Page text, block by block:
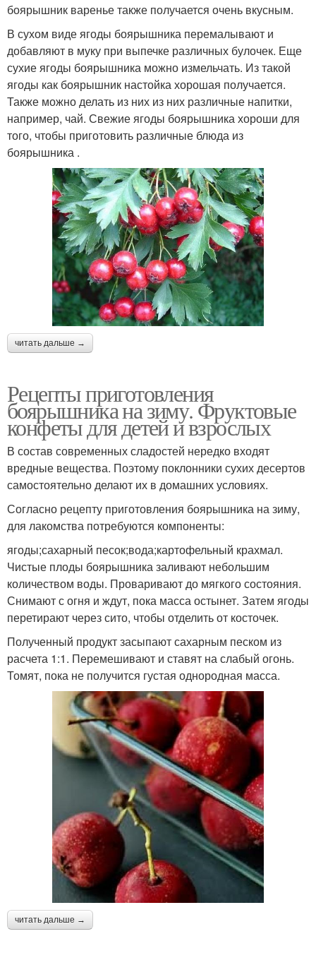
боярышник варенье также получается очень вкусным.
В сухом виде ягоды боярышника перемалывают и
добавляют в муку при выпечке различных булочек. Еще
сухие ягоды боярышника можно измельчать. Из такой
ягоды как боярышник настойка хорошая получается.
Также можно делать из них из них различные напитки,
например, чай. Свежие ягоды боярышника хороши для
того, чтобы приготовить различные блюда из
боярышника .
читать дальше →
Рецепты приготовления
боярышника на зиму. Фруктовые
конфеты для детей и взрослых
В состав современных сладостей нередко входят
вредные вещества. Поэтому поклонники сухих десертов
самостоятельно делают их в домашних условиях.
Согласно рецепту приготовления боярышника на зиму,
для лакомства потребуются компоненты:
ягоды;сахарный песок;вода;картофельный крахмал.
Чистые плоды боярышника заливают небольшим
количеством воды. Проваривают до мягкого состояния.
Снимают с огня и ждут, пока масса остынет. Затем ягоды
перетирают через сито, чтобы отделить от косточек.
Полученный продукт засыпают сахарным песком из
расчета 1:1. Перемешивают и ставят на слабый огонь.
Томят, пока не получится густая однородная масса.
читать дальше →